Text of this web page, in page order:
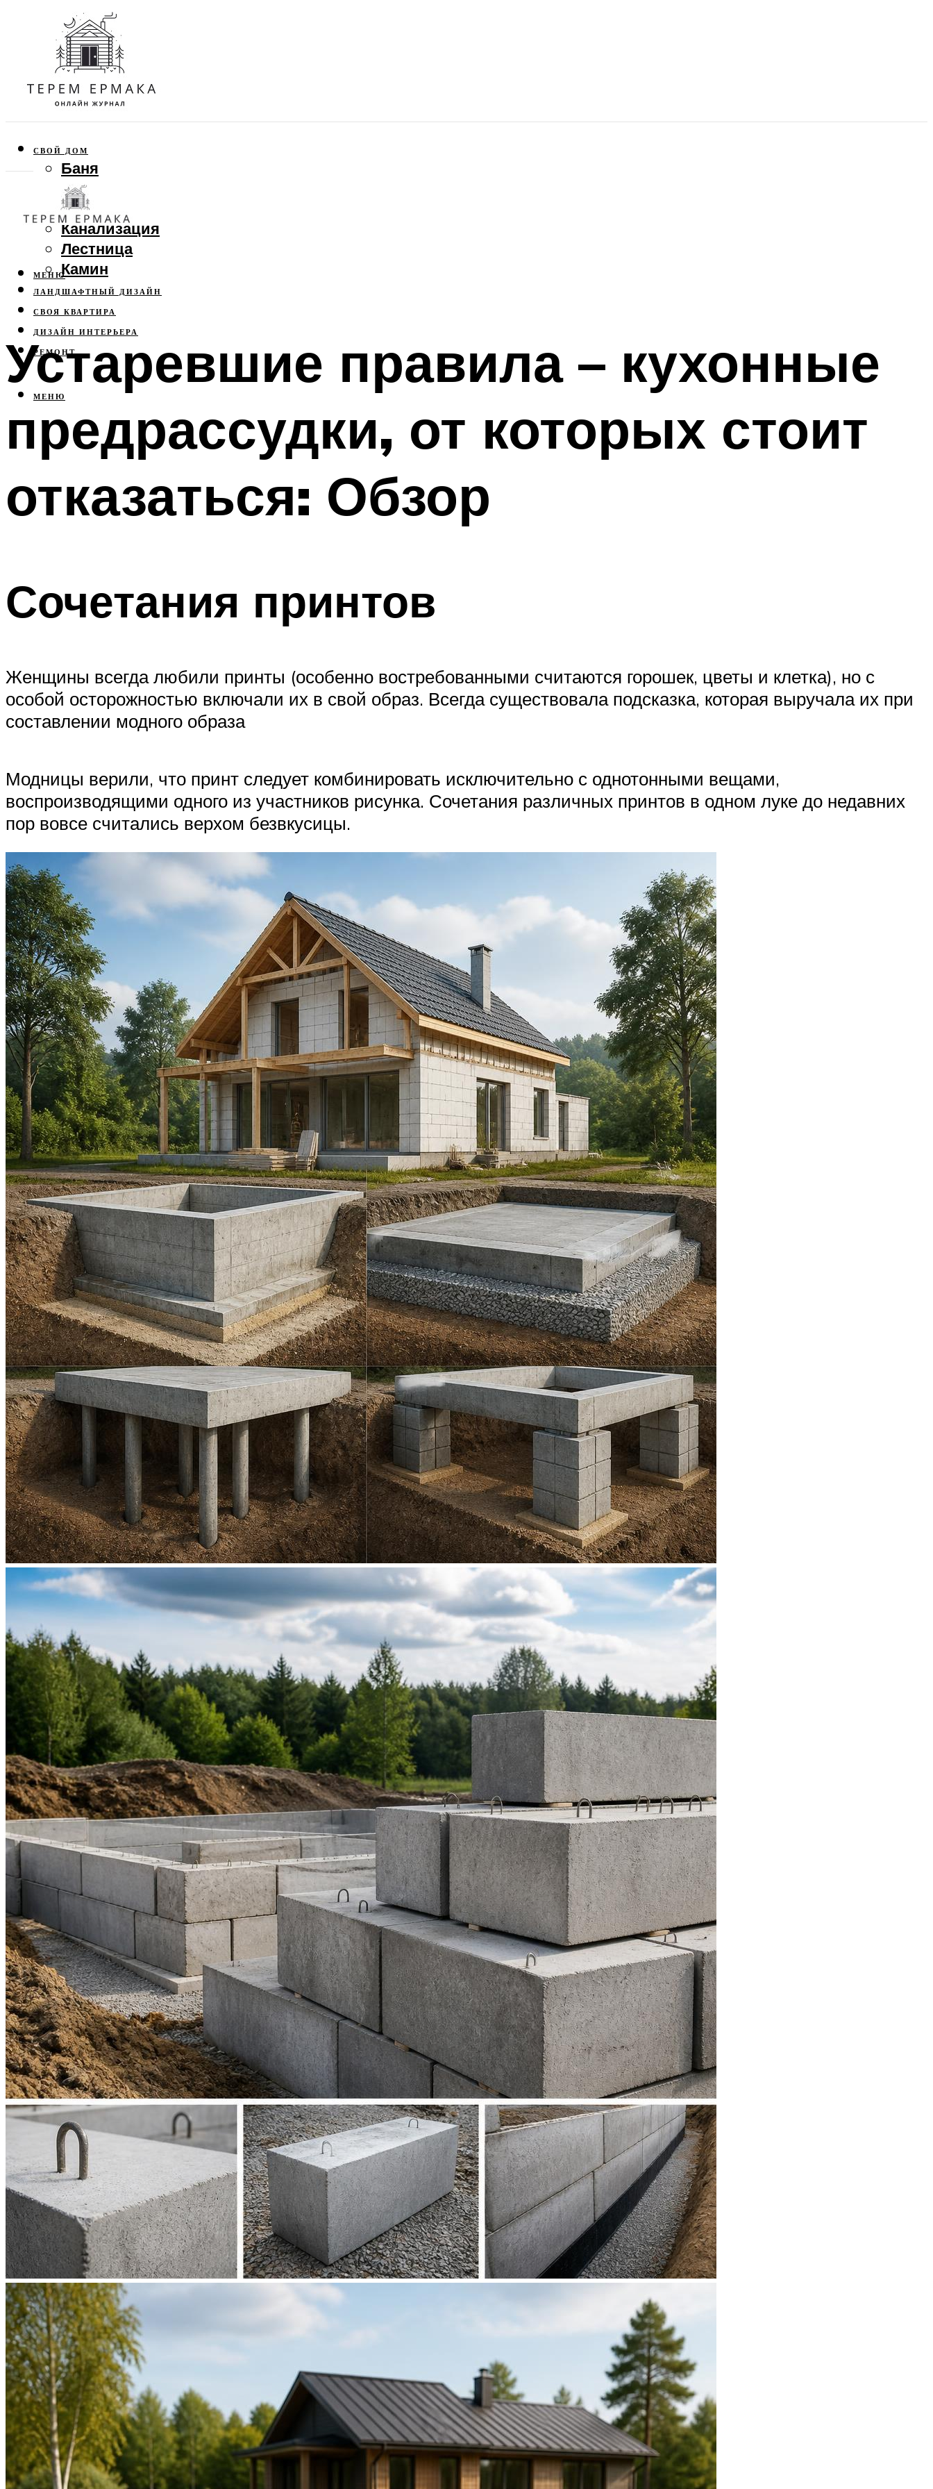
СВОЙ ДОМ
Баня
Веранда
Забор
Канализация
Лестница
Камин
ЛАНДШАФТНЫЙ ДИЗАЙН
СВОЯ КВАРТИРА
ДИЗАЙН ИНТЕРЬЕРА
РЕМОНТ
МЕНЮ
МЕНЮ
Устаревшие правила – кухонные
предрассудки, от которых стоит
отказаться: Обзор
Сочетания принтов
Женщины всегда любили принты (особенно востребованными считаются горошек, цветы и клетка), но с
особой осторожностью включали их в свой образ. Всегда существовала подсказка, которая выручала их при
составлении модного образа
Модницы верили, что принт следует комбинировать исключительно с однотонными вещами,
воспроизводящими одного из участников рисунка. Сочетания различных принтов в одном луке до недавних
пор вовсе считались верхом безвкусицы.